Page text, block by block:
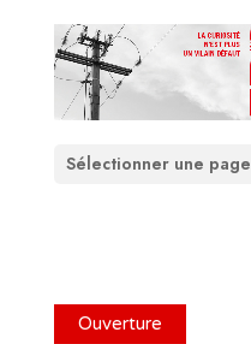
Sélectionner une page
Ouverture